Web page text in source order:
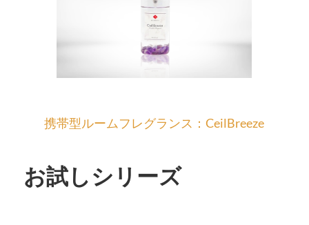
携帯型ルームフレグランス：CeilBreeze
お試しシリーズ